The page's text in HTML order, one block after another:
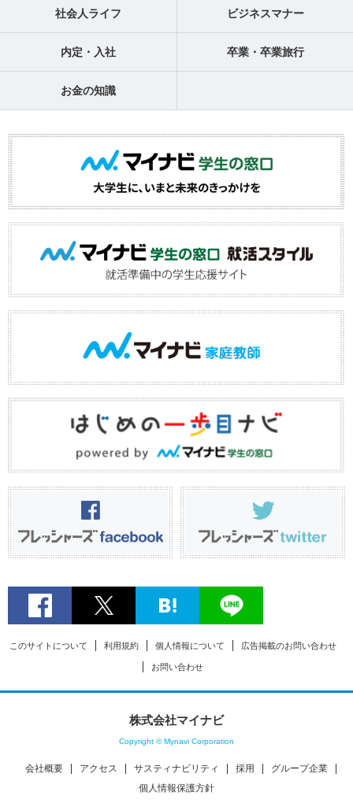
社会人ライフ ビジネスマナー
内定・入社 卒業・卒業旅行
お金の知識
このサイトについて 利用規約 個人情報について 広告掲載のお問い合わせ
お問い合わせ
株式会社マイナビ
Copyright © Mynavi Corporation
会社概要 アクセス サスティナビリティ 採用
グループ企業
個人情報保護方針